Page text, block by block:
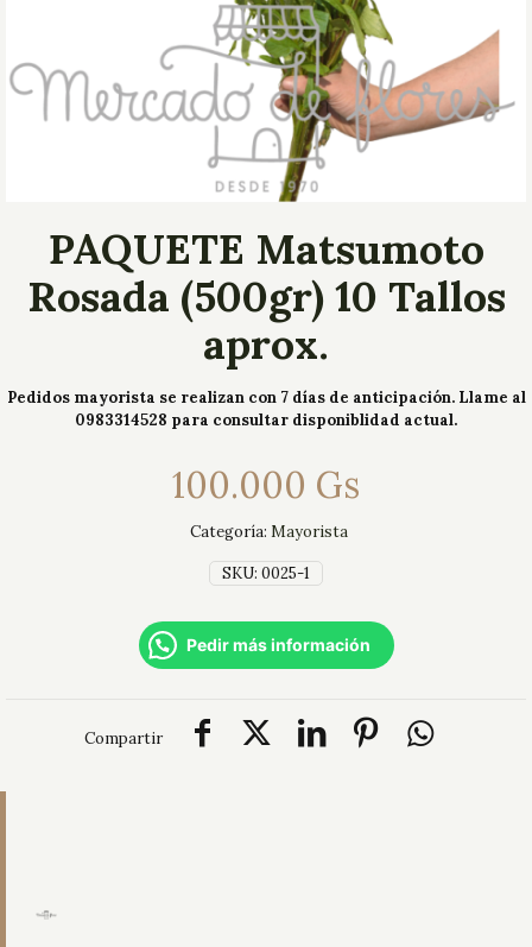
PAQUETE Matsumoto
Rosada (500gr) 10 Tallos
aprox.
Pedidos mayorista se realizan con 7 días de anticipación. Llame al
0983314528 para consultar disponiblidad actual.
100.000 Gs
SKU: 0025-1
Categoría: Mayorista
Pedir más información
Compartir